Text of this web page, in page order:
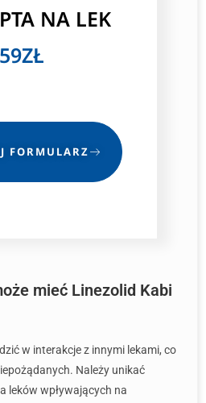
NA LEK
59ZŁ
FORMULARZ
mieć Linezolid Kabi
w interakcje z innymi lekami, co
Należy unikać
leków wpływających na